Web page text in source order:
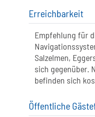
Erreichbarkeit
Empfehlung für
Salzelmen,
sich gegenüber.
befinden sich
Öffentliche